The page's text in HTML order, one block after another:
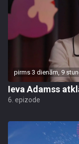
pirms 3 dienām, 9
Ieva Adamss
6. epizode